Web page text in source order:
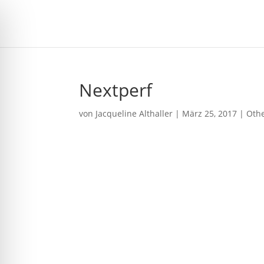
Nextperf
von Jacqueline Althaller | März 25, 2017 |